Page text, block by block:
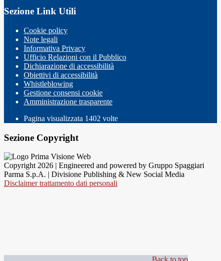
Sezione Link Utili
Cookie policy
Note legali
Informativa Privacy
Ufficio Relazioni con il Pubblico
Dichiarazione di accessibilità
Obiettivi di accessibilità
Whistleblowing
Gestione consensi cookie
Amministrazione trasparente
Pagina visualizzata 1402 volte
Sezione Copyright
Copyright 2026 | Engineered and powered by Gruppo Spaggiari
Parma S.p.A. | Divisione Publishing & New Social Media
Disclaimer trattamento dati personali